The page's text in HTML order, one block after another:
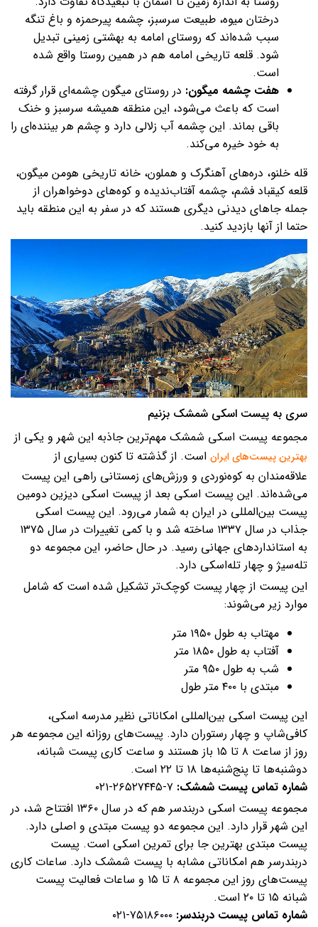
درختان میوه، طبیعت سرسبز، چشمه پیرحمزه و باغ تنگه
سبب شده‌اند که روستای امامه به بهشتی زمینی تبدیل
شود. قلعه تاریخی امامه هم در همین روستا واقع شده
است.
هفت چشمه میگون: در روستای میگون چشمه‌ای قرار گرفته
است که باعث می‌شود، این منطقه همیشه سرسبز و خنک
باقی بماند. این چشمه آب زلالی دارد و چشم هر بیننده‌ای را
به خود خیره می‌کند.
قله‌ خلنو، دره‌های آهنگرک و هملون، خانه تاریخی هومن میگون،
قلعه کیقباد فشم، چشمه آفتاب‌ندیده و کوه‌های دوخواهران از
جمله جاهای دیدنی دیگری هستند که در سفر به این منطقه باید
حتما از آنها بازدید کنید.
سری به پیست اسکی شمشک بزنیم
مجموعه پیست اسکی شمشک مهم‌ترین جاذبه این شهر و یکی از
بهترین پیست‌های ایران است. از گذشته تا کنون بسیاری از
علاقه‌مندان به کوه‌نوردی و ورزش‌های زمستانی راهی این پیست
می‌شده‌اند. این پیست اسکی بعد از پیست اسکی دیزین دومین
پیست بین‌المللی در ایران به شمار می‌رود. این پیست اسکی
جذاب در سال ۱۳۳۷ ساخته شد و با کمی تغییرات در سال ۱۳۷۵
به استانداردهای جهانی رسید. در حال حاضر، این مجموعه دو
تله‌سیژ و چهار تله‌اسکی دارد.
این پیست از چهار پیست کوچک‌تر تشکیل شده است که شامل
موارد زیر می‌شوند:
مهتاب به طول ۱۹۵۰ متر
آفتاب به طول ۱۸۵۰ متر
شب به طول ۹۵۰ متر
مبتدی با ۴۰۰ متر طول
این پیست اسکی بین‌المللی امکاناتی نظیر مدرسه اسکی،
کافی‌شاپ و چهار رستوران دارد. پیست‌های روزانه این مجموعه هر
روز از ساعت ۸ تا ۱۵ باز هستند و ساعت کاری پیست شبانه،
دوشنبه‌ها تا پنج‌شنبه‌ها ۱۸ تا ۲۲ است.
شماره تماس پیست شمشک:
مجموعه پیست اسکی دربندسر هم که در سال ۱۳۶۰ افتتاح شد، در
این شهر قرار دارد. این مجموعه دو پیست مبتدی و اصلی دارد.
پیست مبتدی بهترین جا برای تمرین اسکی است. پیست
دربندرسر هم امکاناتی مشابه با پیست شمشک دارد. ساعات کاری
پیست‌های روز این مجموعه ۸ تا ۱۵ و ساعات فعالیت پیست
شبانه ۱۵ تا ۲۰ است.
شماره تماس پیست دربندسر: